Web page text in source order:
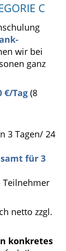
C
wir bei
ganz
€/Tag (8
3 Tagen/ 24
für 3
Teilnehmer
netto zzgl.
konkretes